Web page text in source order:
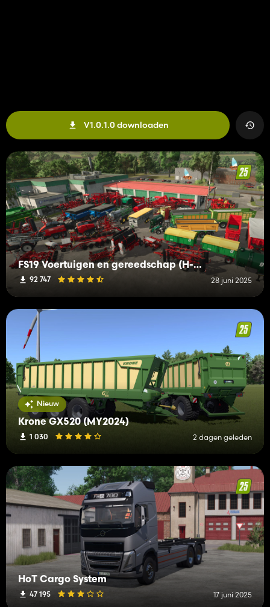
V1.0.1.0 downloaden
FS19 Voertuigen en gereedschap (H-K)
92 747 28 juni 2025
Nieuw
Krone GX520 (MY2024)
1 030 2 dagen geleden
HoT Cargo System
47 195 17 juni 2025